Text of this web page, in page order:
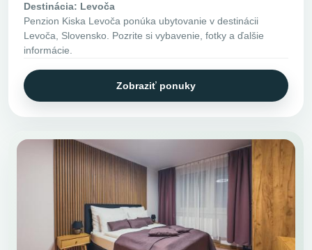
Destinácia: Levoča
Penzion Kiska Levoča ponúka ubytovanie v destinácii
Levoča, Slovensko. Pozrite si vybavenie, fotky a ďalšie
informácie.
Zobraziť ponuky